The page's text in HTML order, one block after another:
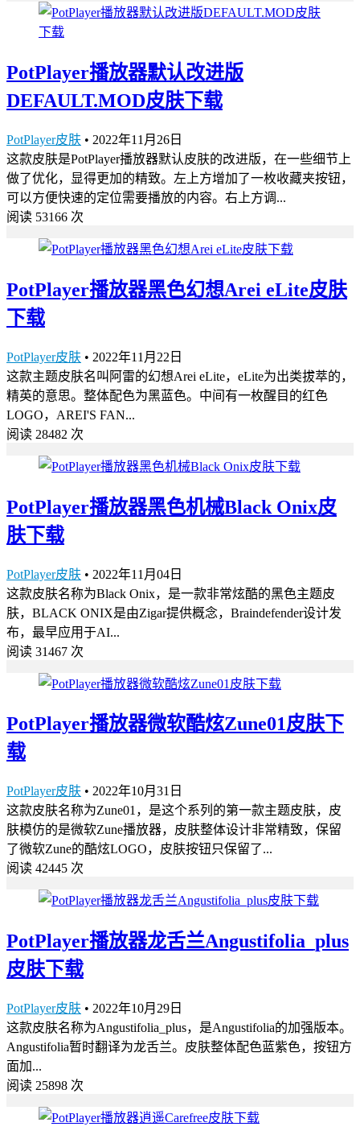
PotPlayer播放器默认改进版
DEFAULT.MOD皮肤下载
PotPlayer皮肤 • 2022年11月26日
这款皮肤是PotPlayer播放器默认皮肤的改进版，在一些细节上
做了优化，显得更加的精致。左上方增加了一枚收藏夹按钮，
可以方便快速的定位需要播放的内容。右上方调...
阅读 53166 次
PotPlayer播放器黑色幻想Arei eLite皮肤
下载
PotPlayer皮肤 • 2022年11月22日
这款主题皮肤名叫阿雷的幻想Arei eLite，eLite为出类拔萃的，
精英的意思。整体配色为黑蓝色。中间有一枚醒目的红色
LOGO，AREI'S FAN...
阅读 28482 次
PotPlayer播放器黑色机械Black Onix皮
肤下载
PotPlayer皮肤 • 2022年11月04日
这款皮肤名称为Black Onix，是一款非常炫酷的黑色主题皮
肤，BLACK ONIX是由Zigar提供概念，Braindefender设计发
布，最早应用于AI...
阅读 31467 次
PotPlayer播放器微软酷炫Zune01皮肤下
载
PotPlayer皮肤 • 2022年10月31日
这款皮肤名称为Zune01，是这个系列的第一款主题皮肤，皮
肤模仿的是微软Zune播放器，皮肤整体设计非常精致，保留
了微软Zune的酷炫LOGO，皮肤按钮只保留了...
阅读 42445 次
PotPlayer播放器龙舌兰Angustifolia_plus
皮肤下载
PotPlayer皮肤 • 2022年10月29日
这款皮肤名称为Angustifolia_plus，是Angustifolia的加强版本。
Angustifolia暂时翻译为龙舌兰。皮肤整体配色蓝紫色，按钮方
面加...
阅读 25898 次